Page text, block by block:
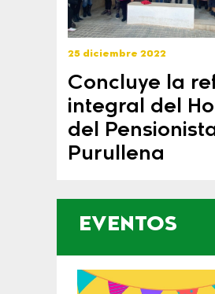
25 diciembre 2022
Concluye la
integral del
del
Purullena
EVENTOS